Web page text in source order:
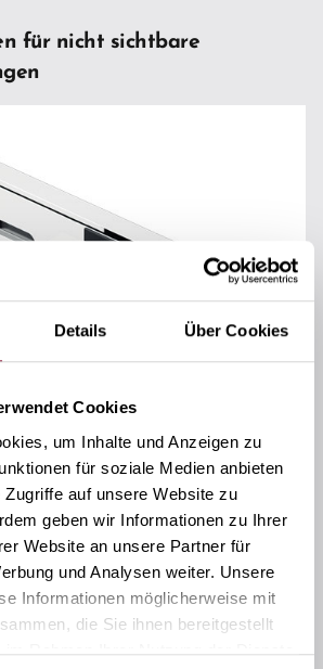
Details Über Cookies
Cookies
um Inhalte und Anzeigen zu
für soziale Medien anbieten
auf unsere Website zu
geben wir Informationen zu Ihrer
Website an unsere Partner für
und Analysen weiter. Unsere
Informationen möglicherweise mit
die Sie ihnen bereitgestellt
im Rahmen Ihrer Nutzung der Dienste
für nicht sichtbare
Glas-Wand 180°